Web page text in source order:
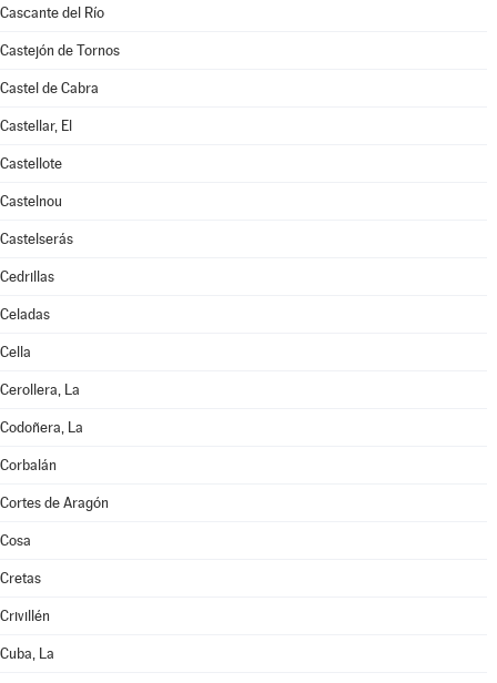
Cascante del Río
Castejón de Tornos
Castel de Cabra
Castellar, El
Castellote
Castelnou
Castelserás
Cedrillas
Celadas
Cella
Cerollera, La
Codoñera, La
Corbalán
Cortes de Aragón
Cosa
Cretas
Crivillén
Cuba, La